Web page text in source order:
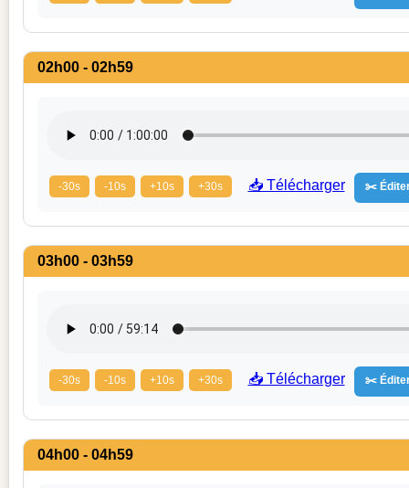
02h00 - 02h59
-30s -10s +10s +30s 📥 Télécharger ✂️
03h00 - 03h59
-30s -10s +10s +30s 📥 Télécharger ✂️
04h00 - 04h59